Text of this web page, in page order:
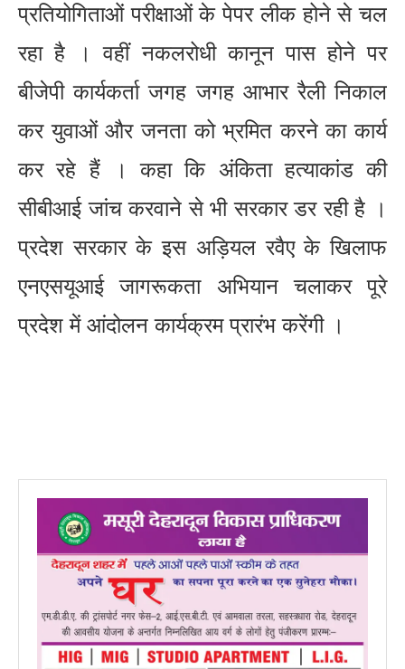
प्रतियोगिताओं परीक्षाओं के पेपर लीक होने से चल
रहा है । वहीं नकलरोधी कानून पास होने पर
बीजेपी कार्यकर्ता जगह जगह आभार रैली निकाल
कर युवाओं और जनता को भ्रमित करने का कार्य
कर रहे हैं । कहा कि अंकिता हत्याकांड की
सीबीआई जांच करवाने से भी सरकार डर रही है ।
प्रदेश सरकार के इस अड़ियल रवैए के खिलाफ
एनएसयूआई जागरूकता अभियान चलाकर पूरे
प्रदेश में आंदोलन कार्यक्रम प्रारंभ करेंगी ।